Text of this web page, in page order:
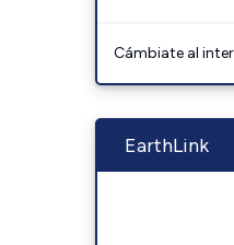
Cámbiate al
EarthLink